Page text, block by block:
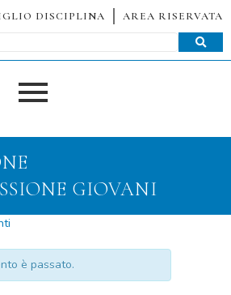
DISCIPLINA AREA RISERVATA
GIOVANI
è passato.